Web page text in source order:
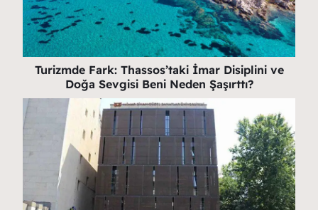
Turizmde Fark: Thassos’taki İmar Disiplini ve
Doğa Sevgisi Beni Neden Şaşırttı?